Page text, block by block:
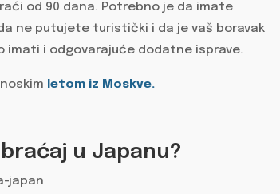
od 90 dana. Potrebno je da imate
ne putujete turistički i da je vaš boravak
imati i odgovarajuće dodatne isprave.
letom iz Moskve.
u Japanu?